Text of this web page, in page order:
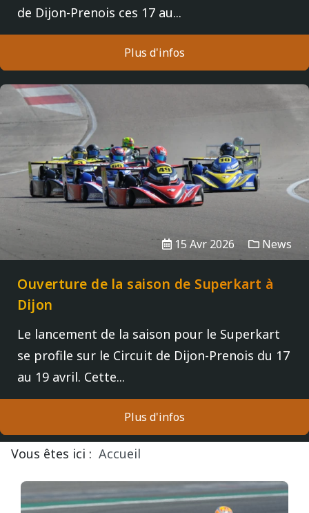
de Dijon-Prenois ces 17 au...
Plus d'infos
15 Avr 2026 News
Ouverture de la saison de Superkart à
Dijon
Le lancement de la saison pour le Superkart
se profile sur le Circuit de Dijon-Prenois du 17
au 19 avril. Cette...
Plus d'infos
Vous êtes ici : Accueil